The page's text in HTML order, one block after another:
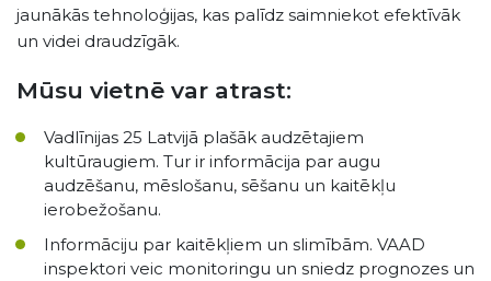
jaunākās tehnoloģijas, kas palīdz saimniekot efektīvāk
un videi draudzīgāk.
Mūsu vietnē var atrast:
Vadlīnijas 25 Latvijā plašāk audzētajiem
kultūraugiem. Tur ir informācija par augu
audzēšanu, mēslošanu, sēšanu un kaitēkļu
ierobežošanu.
Informāciju par kaitēkļiem un slimībām. VAAD
inspektori veic monitoringu un sniedz prognozes un